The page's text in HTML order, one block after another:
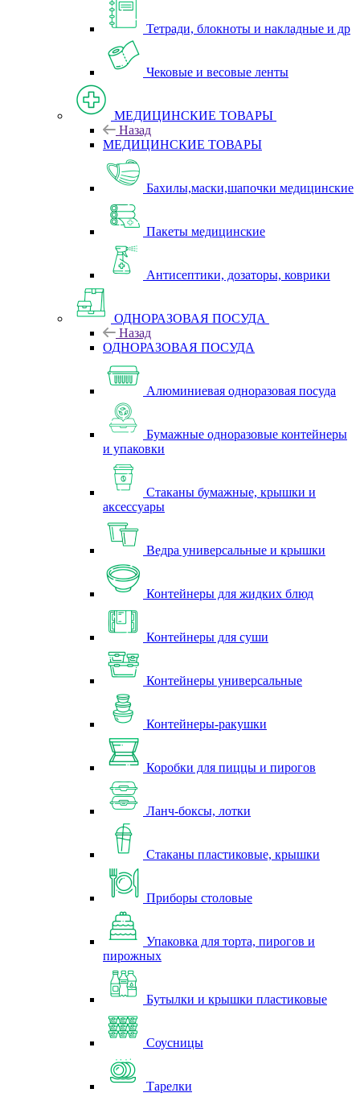
Тетради, блокноты и накладные и др
Чековые и весовые ленты
МЕДИЦИНСКИЕ ТОВАРЫ
Назад
МЕДИЦИНСКИЕ ТОВАРЫ
Бахилы,маски,шапочки медицинские
Пакеты медицинские
Антисептики, дозаторы, коврики
ОДНОРАЗОВАЯ ПОСУДА
Назад
ОДНОРАЗОВАЯ ПОСУДА
Алюминиевая одноразовая посуда
Бумажные одноразовые контейнеры
и упаковки
Стаканы бумажные, крышки и
аксессуары
Ведра универсальные и крышки
Контейнеры для жидких блюд
Контейнеры для суши
Контейнеры универсальные
Контейнеры-ракушки
Коробки для пиццы и пирогов
Ланч-боксы, лотки
Стаканы пластиковые, крышки
Приборы столовые
Упаковка для торта, пирогов и
пирожных
Бутылки и крышки пластиковые
Соусницы
Тарелки